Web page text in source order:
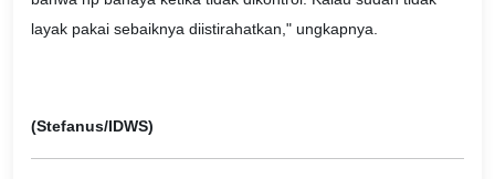
layak pakai sebaiknya diistirahatkan," ungkapnya.
(Stefanus/IDWS)